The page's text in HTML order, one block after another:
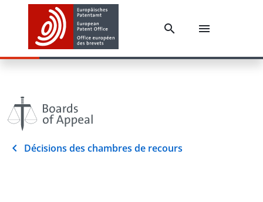
Décisions des chambres de recours